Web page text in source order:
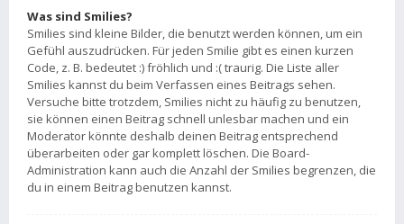
Was sind Smilies?
Smilies sind kleine Bilder, die benutzt werden können, um ein
Gefühl auszudrücken. Für jeden Smilie gibt es einen kurzen
Code, z. B. bedeutet :) fröhlich und :( traurig. Die Liste aller
Smilies kannst du beim Verfassen eines Beitrags sehen.
Versuche bitte trotzdem, Smilies nicht zu häufig zu benutzen,
sie können einen Beitrag schnell unlesbar machen und ein
Moderator könnte deshalb deinen Beitrag entsprechend
überarbeiten oder gar komplett löschen. Die Board-
Administration kann auch die Anzahl der Smilies begrenzen, die
du in einem Beitrag benutzen kannst.